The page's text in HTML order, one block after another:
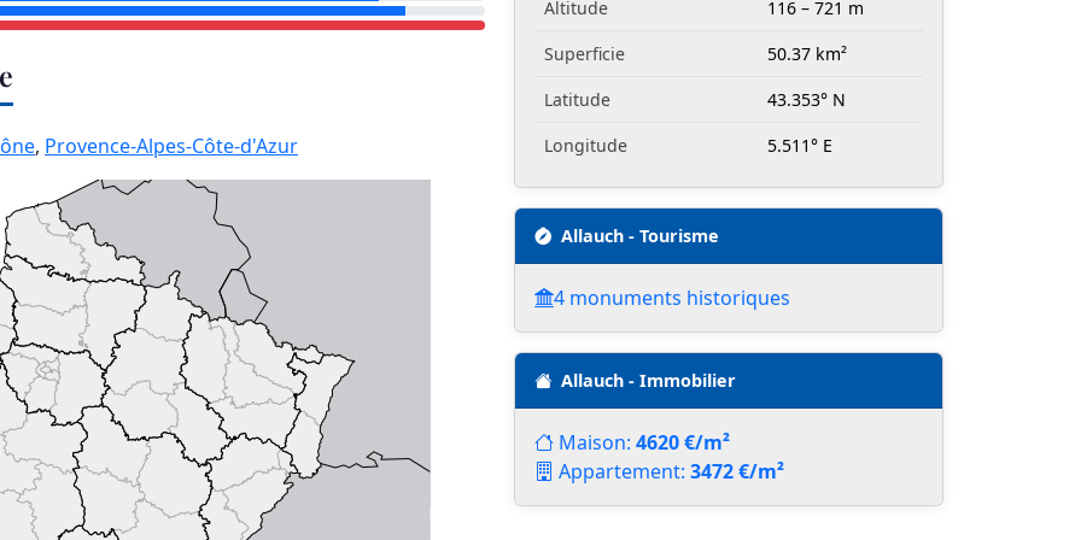
, Provence-Alpes-Côte-d'Azur
Altitude
116 – 721 m
Superficie
50.37 km²
Latitude
43.353° N
Longitude
5.511° E
Allauch - Tourisme
4 monuments historiques
Allauch - Immobilier
Maison: 4620 €/m²
Appartement: 3472 €/m²